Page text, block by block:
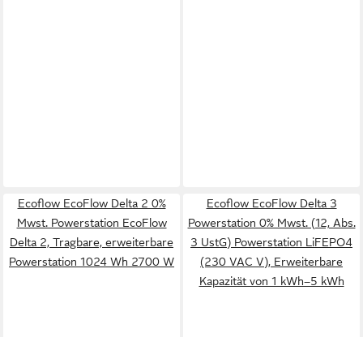
Ecoflow EcoFlow Delta 2 0%
Mwst. Powerstation EcoFlow
Delta 2, Tragbare, erweiterbare
Powerstation 1024 Wh 2700 W
Ecoflow EcoFlow Delta 3
Powerstation 0% Mwst. (12, Abs.
3 UstG) Powerstation LiFEPO4
(230 VAC V), Erweiterbare
Kapazität von 1 kWh–5 kWh